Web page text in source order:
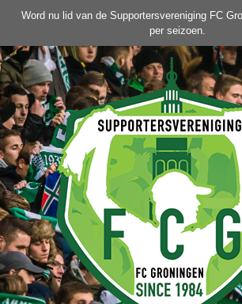
de
inhoud
Word nu lid van de Supportersvereniging FC
per seizoen.